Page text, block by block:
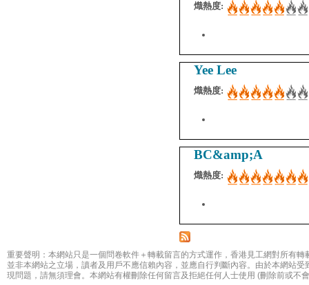
熾熱度:
Yee Lee
熾熱度:
BC&amp;A
熾熱度:
重要聲明：本網站只是一個問卷軟件＋轉載留言的方式運作，香港見工網對所有
並非本網站之立場，讀者及用戶不應信賴內容，並應自行判斷內容。由於本網站
現問題，請無須理會。本網站有權刪除任何留言及拒絕任何人士使用 (刪除前或